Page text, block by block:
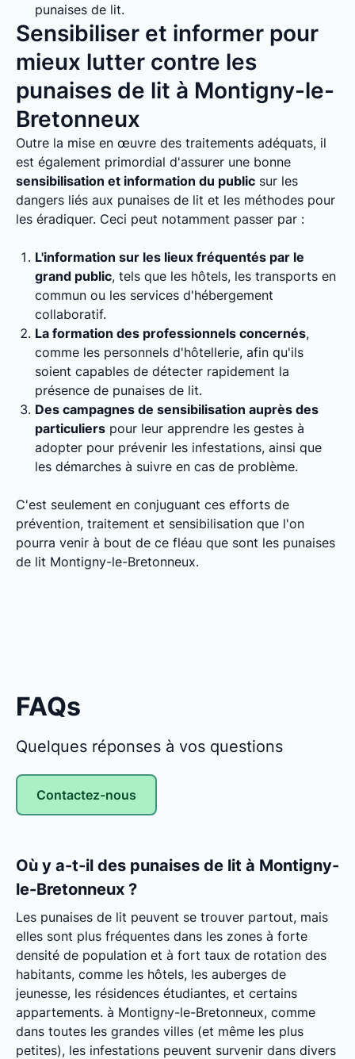
punaises de lit.
Sensibiliser et informer pour
mieux lutter contre les
punaises de lit à Montigny-le-
Bretonneux
Outre la mise en œuvre des traitements adéquats, il
est également primordial d'assurer une bonne
sensibilisation et information du public sur les
dangers liés aux punaises de lit et les méthodes pour
les éradiquer. Ceci peut notamment passer par :
L'information sur les lieux fréquentés par le
grand public, tels que les hôtels, les transports en
commun ou les services d'hébergement
collaboratif.
La formation des professionnels concernés,
comme les personnels d'hôtellerie, afin qu'ils
soient capables de détecter rapidement la
présence de punaises de lit.
Des campagnes de sensibilisation auprès des
particuliers pour leur apprendre les gestes à
adopter pour prévenir les infestations, ainsi que
les démarches à suivre en cas de problème.
C'est seulement en conjuguant ces efforts de
prévention, traitement et sensibilisation que l'on
pourra venir à bout de ce fléau que sont les punaises
de lit Montigny-le-Bretonneux.
FAQs
Quelques réponses à vos questions
Contactez-nous
Où y a-t-il des punaises de lit à Montigny-
le-Bretonneux ?
Les punaises de lit peuvent se trouver partout, mais
elles sont plus fréquentes dans les zones à forte
densité de population et à fort taux de rotation des
habitants, comme les hôtels, les auberges de
jeunesse, les résidences étudiantes, et certains
appartements. à Montigny-le-Bretonneux, comme
dans toutes les grandes villes (et même les plus
petites), les infestations peuvent survenir dans divers